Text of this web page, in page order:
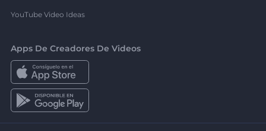
YouTube Video Ideas
Apps De Creadores De Videos